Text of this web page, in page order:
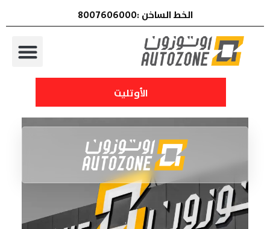
الخط الساخن :8007606000
الأوتليت